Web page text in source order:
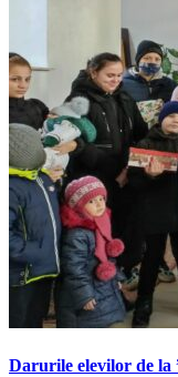
Darurile elevilor de la